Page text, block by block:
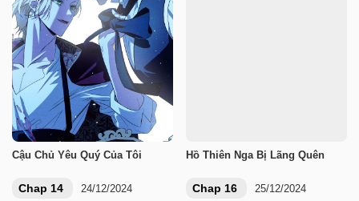
Cậu Chủ Yêu Quý Của Tôi
Chap 14 24/12/2024
Hồ Thiên Nga Bị Lãng Quên
Chap 16 25/12/2024